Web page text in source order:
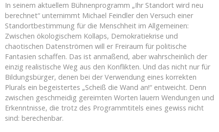
In seinem aktuellem Bühnenprogramm „Ihr Standort wird neu
berechnet“ unternimmt Michael Feindler den Versuch einer
Standortbestimmung für die Menschheit im Allgemeinen:
Zwischen ökologischem Kollaps, Demokratiekrise und
chaotischen Datenströmen will er Freiraum für politische
Fantasien schaffen. Das ist anmaßend, aber wahrscheinlich der
einzig realistische Weg aus den Konflikten. Und das nicht nur für
Bildungsbürger, denen bei der Verwendung eines korrekten
Plurals ein begeistertes „Scheiß die Wand an!“ entweicht. Denn
zwischen geschmeidig gereimten Worten lauern Wendungen und
Erkenntnisse, die trotz des Programmtitels eines gewiss nicht
sind: berechenbar.